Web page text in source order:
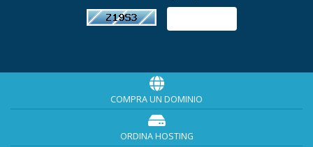
COMPRA UN DOMINIO
ORDINA HOSTING